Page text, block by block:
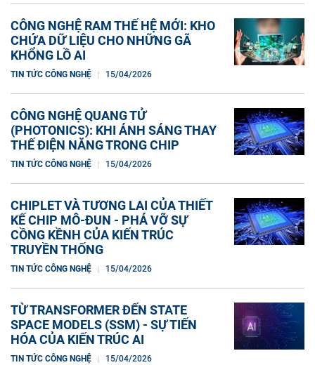
CÔNG NGHỆ RAM THẾ HỆ MỚI: KHO
CHỨA DỮ LIỆU CHO NHỮNG GÃ
KHỔNG LỒ AI
TIN TỨC CÔNG NGHỆ 15/04/2026
CÔNG NGHỆ QUANG TỬ
(PHOTONICS): KHI ÁNH SÁNG THAY
THẾ ĐIỆN NĂNG TRONG CHIP
TIN TỨC CÔNG NGHỆ 15/04/2026
CHIPLET VÀ TƯƠNG LAI CỦA THIẾT
KẾ CHIP MÔ-ĐUN - PHÁ VỠ SỰ
CỒNG KỀNH CỦA KIẾN TRÚC
TRUYỀN THỐNG
TIN TỨC CÔNG NGHỆ 15/04/2026
TỪ TRANSFORMER ĐẾN STATE
SPACE MODELS (SSM) - SỰ TIẾN
HÓA CỦA KIẾN TRÚC AI
TIN TỨC CÔNG NGHỆ 15/04/2026